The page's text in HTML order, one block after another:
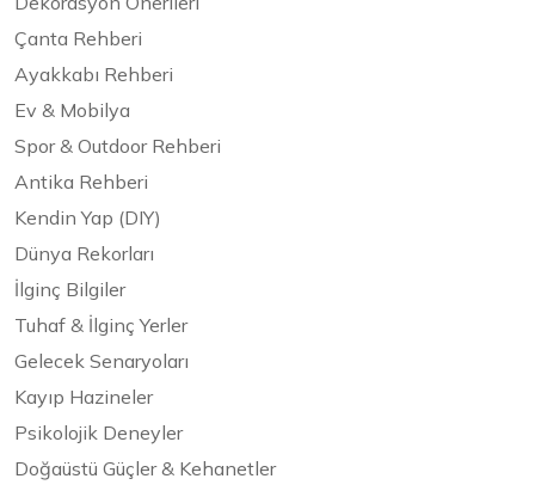
Çanta Rehberi
Ayakkabı Rehberi
Ev & Mobilya
Spor & Outdoor Rehberi
Antika Rehberi
Kendin Yap (DIY)
Dünya Rekorları
İlginç Bilgiler
Tuhaf & İlginç Yerler
Gelecek Senaryoları
Kayıp Hazineler
Psikolojik Deneyler
Doğaüstü Güçler & Kehanetler